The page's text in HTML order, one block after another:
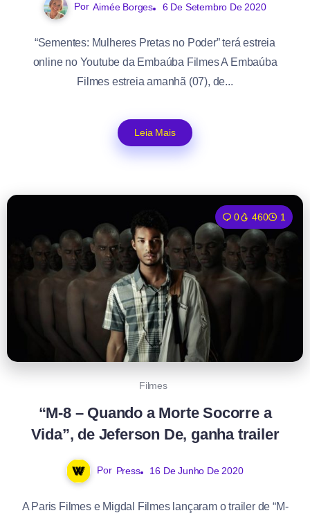
Por Aimée Borges 6 De Setembro De 2020
“Sementes: Mulheres Pretas no Poder” terá estreia
online no Youtube da Embaúba Filmes A Embaúba
Filmes estreia amanhã (07), de...
Leia Mais
0 460 1
Filmes
“M-8 – Quando a Morte Socorre a
Vida”, de Jeferson De, ganha trailer
Por Press 16 De Junho De 2020
A Paris Filmes e Migdal Filmes lançaram o trailer de “M-